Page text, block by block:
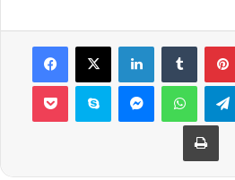
Facebook
X LinkedInTumblr
Pocket Skype Messenger